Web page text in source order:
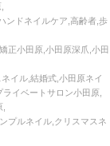
ンドネイルケア,高齢者,歩
正小田原,小田原深爪,小田
イル,結婚式,小田原ネイ
イベートサロン小田原,
プルネイル,クリスマスネ